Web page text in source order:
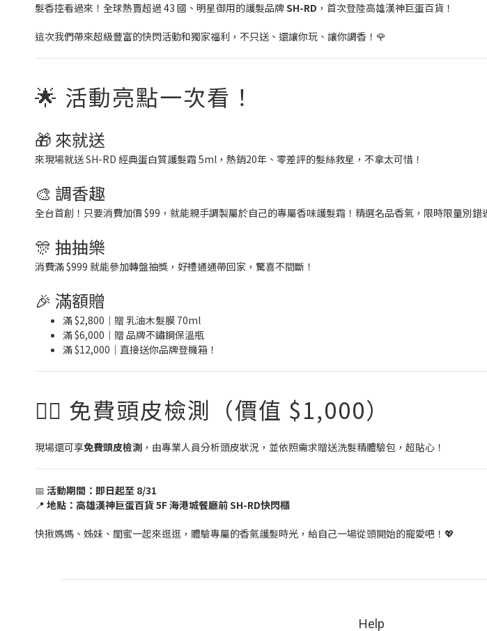
髮香控看過來！全球熱賣超過 43 國、明星御用的護髮品牌SH-RD ，首次登陸高雄漢神巨蛋百貨！
這次我們帶來超級豐富的快閃活動和獨家福利，不只送、還讓你玩、讓你調香！🌹
🌟 活動亮點一次看！
🎁 來就送
來現場就送 SH-RD 經典蛋白質護髮霜 5ml，熱銷20年、零差評的髮絲救星，不拿太可惜！
🎨 調香趣
全台首創！只要消費加價 $99，就能親手調製屬於自己的專屬香味護髮霜！精選名品香氣，限時限量別錯
🎊 抽抽樂
消費滿 $999 就能參加轉盤抽獎，好禮通通帶回家，驚喜不間斷！
🎉 滿額贈
滿 $2,800｜贈 乳油木髮膜 70ml
滿 $6,000｜贈 品牌不鏽鋼保溫瓶
滿 $12,000｜直接送你品牌登機箱！
🧖‍♀️ 免費頭皮檢測（價值 $1,000）
現場還可享免費頭皮檢測 ，由專業人員分析頭皮狀況，並依照需求贈送洗髮精體驗包，超貼心！
📅 活動期間：即日起至 8/31
📍 地點：高雄漢神巨蛋百貨 5F 海港城餐廳前 SH-RD快閃櫃
快揪媽媽、姊妹、閨蜜一起來逛逛，體驗專屬的香氣護髮時光，給自己一場從頭開始的寵愛吧！💖
Help